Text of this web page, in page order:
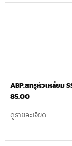
ABP.สกรูหัวเหลี่ยม
85.00
ดูรายละเอียด